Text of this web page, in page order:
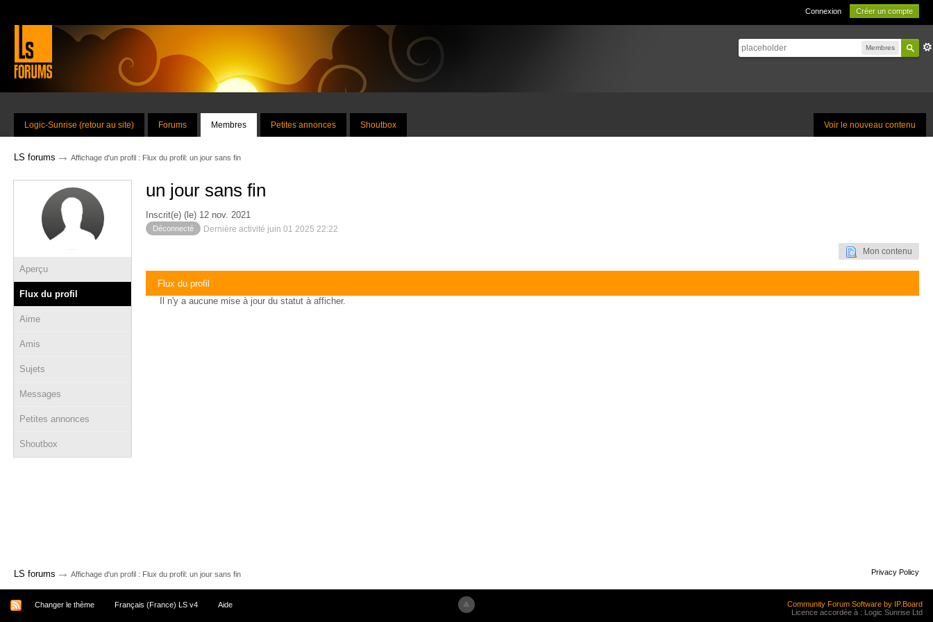
Connexion Créer un compte
Membres
Voir le nouveau contenu
Logic-Sunrise (retour au site) Forums Membres Petites annonces Shoutbox
LS forums → Affichage d'un profil : Flux du profil: un jour sans fin
Aperçu
Flux du profil
Aime
Amis
Sujets
Messages
Petites annonces
Shoutbox
un jour sans fin
Inscrit(e) (le) 12 nov. 2021
Déconnecté Dernière activité juin 01 2025 22:22
Mon contenu
Flux du profil
Il n'y a aucune mise à jour du statut à afficher.
LS forums → Affichage d'un profil : Flux du profil: un jour sans fin Privacy Policy
Changer le thème Français (France) LS v4 Aide
Community Forum Software by IP.Board
Licence accordée à : Logic Sunrise Ltd